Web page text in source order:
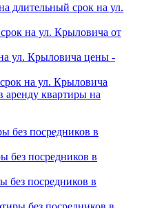
длительный срок на ул.
на ул. Крыловича от
ул. Крыловича цены -
на ул. Крыловича
аренду квартиры на
без посредников в
без посредников в
без посредников в